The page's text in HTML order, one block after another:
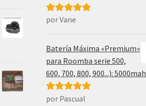
Valorado con
por Vane
Batería Máxima «Premium»
para Roomba serie 500,
600, 700, 800, 900...): 5000mah
Valorado con
por Pascual